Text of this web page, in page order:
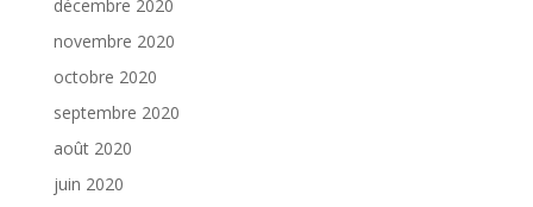
décembre 2020
novembre 2020
octobre 2020
septembre 2020
août 2020
juin 2020